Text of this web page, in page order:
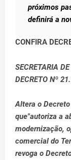
próximos
definirá a
CONFIRA
SECRETARIA
DECRETO Nº
Altera o
que"autoriza a
modernização,
comercial do
revoga o